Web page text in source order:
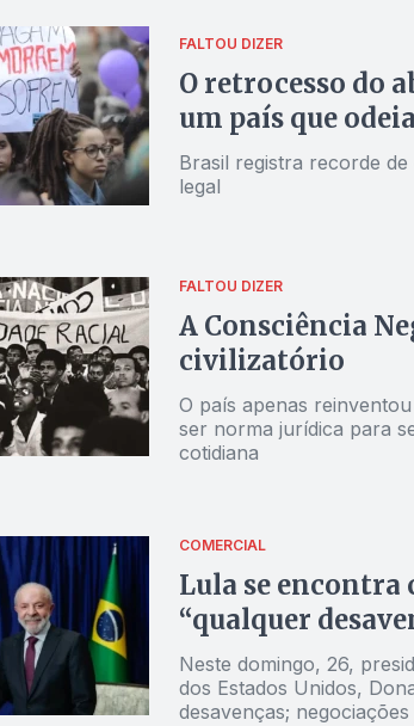
FALTOU DIZER
O retrocesso do
um país que
Brasil registra recorde
legal
FALTOU DIZER
A Consciência
civilizatório
O país apenas
ser norma jurídica para
cotidiana
COMERCIAL
Lula se encontra
“qualquer
Neste domingo, 26,
dos Estados Unidos,
desavenças;